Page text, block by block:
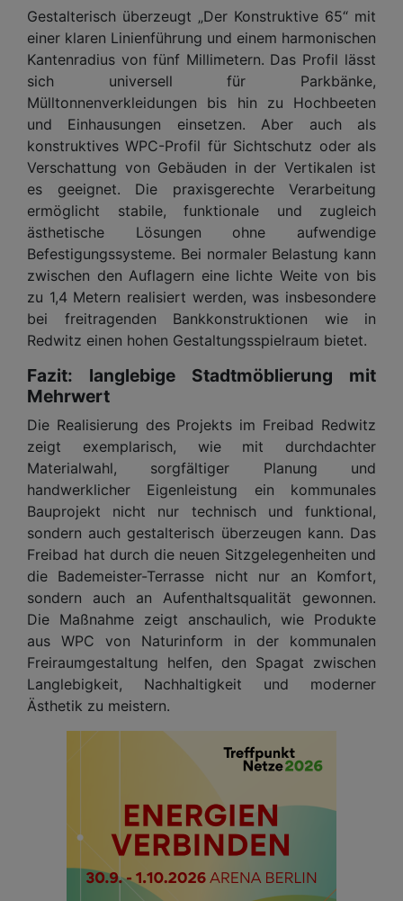
Gestalterisch überzeugt „Der Konstruktive 65“ mit
einer klaren Linienführung und einem harmonischen
Kantenradius von fünf Millimetern. Das Profil lässt
sich universell für Parkbänke,
Mülltonnenverkleidungen bis hin zu Hochbeeten
und Einhausungen einsetzen. Aber auch als
konstruktives WPC-Profil für Sichtschutz oder als
Verschattung von Gebäuden in der Vertikalen ist
es geeignet. Die praxisgerechte Verarbeitung
ermöglicht stabile, funktionale und zugleich
ästhetische Lösungen ohne aufwendige
Befestigungssysteme. Bei normaler Belastung kann
zwischen den Auflagern eine lichte Weite von bis
zu 1,4 Metern realisiert werden, was insbesondere
bei freitragenden Bankkonstruktionen wie in
Redwitz einen hohen Gestaltungsspielraum bietet.
Fazit: langlebige Stadtmöblierung mit
Mehrwert
Die Realisierung des Projekts im Freibad Redwitz
zeigt exemplarisch, wie mit durchdachter
Materialwahl, sorgfältiger Planung und
handwerklicher Eigenleistung ein kommunales
Bauprojekt nicht nur technisch und funktional,
sondern auch gestalterisch überzeugen kann. Das
Freibad hat durch die neuen Sitzgelegenheiten und
die Bademeister-Terrasse nicht nur an Komfort,
sondern auch an Aufenthaltsqualität gewonnen.
Die Maßnahme zeigt anschaulich, wie Produkte
aus WPC von Naturinform in der kommunalen
Freiraumgestaltung helfen, den Spagat zwischen
Langlebigkeit, Nachhaltigkeit und moderner
Ästhetik zu meistern.